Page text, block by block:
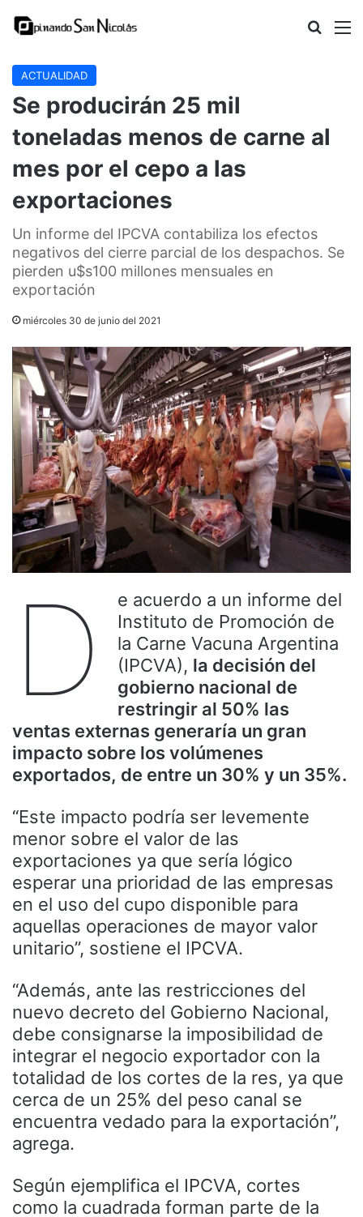
Buscar
ACTUALIDAD
Se producirán 25 mil
toneladas menos de carne al
mes por el cepo a las
exportaciones
Un informe del IPCVA contabiliza los efectos
negativos del cierre parcial de los despachos. Se
pierden u$s100 millones mensuales en
exportación
miércoles 30 de junio del 2021
D
e acuerdo a un informe del
Instituto de Promoción de
la Carne Vacuna Argentina
(IPCVA), la decisión del
gobierno nacional de
restringir al 50% las
ventas externas generaría un gran
impacto sobre los volúmenes
exportados, de entre un 30% y un 35%.
“Este impacto podría ser levemente
menor sobre el valor de las
exportaciones ya que sería lógico
esperar una prioridad de las empresas
en el uso del cupo disponible para
aquellas operaciones de mayor valor
unitario”, sostiene el IPCVA.
“Además, ante las restricciones del
nuevo decreto del Gobierno Nacional,
debe consignarse la imposibilidad de
integrar el negocio exportador con la
totalidad de los cortes de la res, ya que
cerca de un 25% del peso canal se
encuentra vedado para la exportación”,
agrega.
Según ejemplifica el IPCVA, cortes
como la cuadrada forman parte de la